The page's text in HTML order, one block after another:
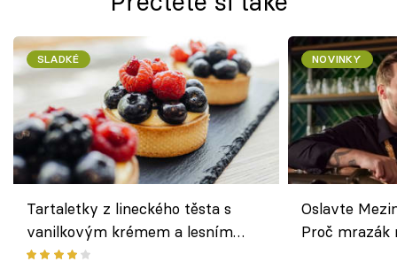
SLADKÉ
Tartaletky z lineckého těsta s
vanilkovým krémem a lesním
ovocem podle Bread Society
NOVINKY
Oslavte
Proč